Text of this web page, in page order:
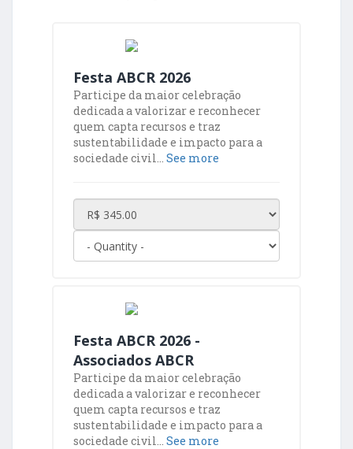
Festa ABCR 2026
Participe da maior celebração
dedicada a valorizar e reconhecer
quem capta recursos e traz
sustentabilidade e impacto para a
sociedade civil... See more
Festa ABCR 2026 -
Associados ABCR
Participe da maior celebração
dedicada a valorizar e reconhecer
quem capta recursos e traz
sustentabilidade e impacto para a
sociedade civil... See more